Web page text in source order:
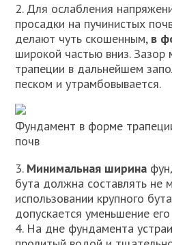
2. Для ослабления
просадки на пучинистых
делают чуть скошенным, в
широкой частью вниз.
трапеции в дальнейшем
песком и утрамбовывается.
Фундамент в форме
почв
3. Минимальная ширина
бута должна составлять не
использовании крупного
допускается уменьшение
4. На дне фундамента